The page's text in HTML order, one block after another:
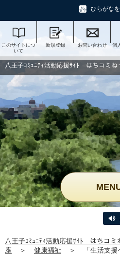
ひらがな
このサイトにつ
いて
新規登録 お問い合わせ
個
八王子ｺﾐｭﾆﾃｨ活動応援ｻｲﾄ はちコミね
八王子ｺﾐｭﾆﾃｨ活動応援ｻｲﾄ はちコミ
座
＞ 健康福祉 ＞
「生活支